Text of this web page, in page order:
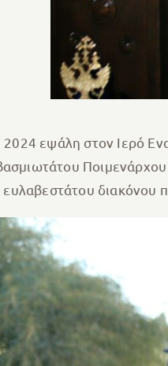
εψάλη στον Ιερό
διακόνου